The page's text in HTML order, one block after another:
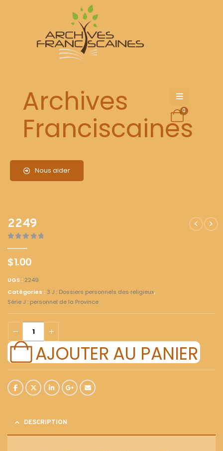
Archives
Franciscaines
Nous aider
0
2249
$1.00
UGS : 2249
Catégories : 3 J : Dossiers personnels des religieux,
Série J : personnel de la Province
AJOUTER AU PANIER
DESCRIPTION